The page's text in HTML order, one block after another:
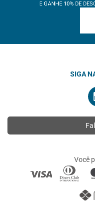
E GANHE 10% DE
SIGA
Você